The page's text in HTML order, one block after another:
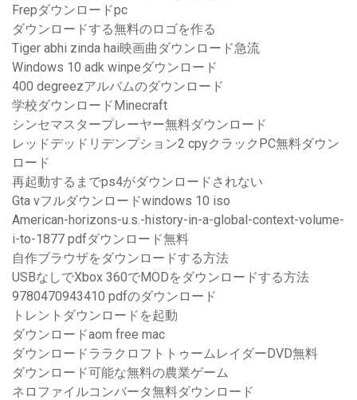
Frepダウンロードpc
ダウンロードする無料のロゴを作る
Tiger abhi zinda hai映画曲ダウンロード急流
Windows 10 adk winpeダウンロード
400 degreezアルバムのダウンロード
学校ダウンロードMinecraft
シンセマスタープレーヤー無料ダウンロード
レッドデッドリデンプション2 cpyクラックPC無料ダウン
ロード
再起動するまでps4がダウンロードされない
Gta vフルダウンロードwindows 10 iso
American-horizo​​ns-u.s.-history-in-a-global-context-volume-
i-to-1877 pdfダウンロード無料
自作ブラウザをダウンロードする方法
USBなしでXbox 360でMODをダウンロードする方法
9780470943410 pdfのダウンロード
トレントダウンロードを起動
ダウンロードaom free mac
ダウンロードララクロフトトゥームレイダーDVD無料
ダウンロード可能な無料の農業ゲーム
ネロファイルコンバータ無料ダウンロード